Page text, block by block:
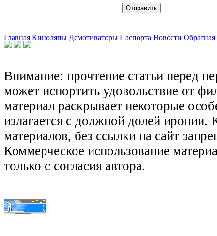
Главная Киноляпы Демотиваторы Паспорта Новости Обратная
Внимание: прочтение статьи перед
может испортить удовольствие от
материал раскрывает некоторые
излагается с должной долей иронии.
материалов, без ссылки на сайт
Коммерческое использование
только с согласия автора.